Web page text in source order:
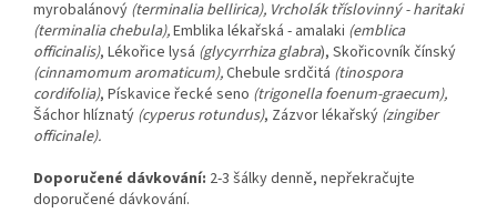
myrobalánový (terminalia bellirica), Vrcholák tříslovinný - haritaki
(terminalia chebula),Emblika lékařská - amalaki (emblica
officinalis), Lékořice lysá (glycyrrhiza glabra), Skořicovník čínský
(cinnamomum aromaticum),Chebule srdčitá (tinospora
cordifolia), Pískavice řecké seno (trigonella foenum-graecum),
Šáchor hlíznatý (cyperus rotundus), Zázvor lékařský (zingiber
officinale).
Doporučené dávkování: 2-3 šálky denně, nepřekračujte
doporučené dávkování.